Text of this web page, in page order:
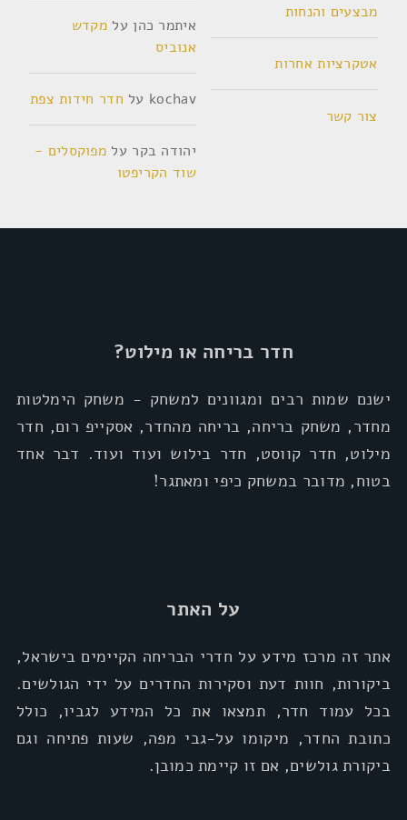
מבצעים והנחות
אטקרציות אחרות
צור קשר
איתמר כהן על מקדש
אנוביס
kochav על חדר חידות צפת
יהודה בקר על מפוקסלים -
שוד הקריפטו
חדר בריחה או מילוט?
ישנם שמות רבים ומגוונים למשחק - משחק הימלטות
מחדר, משחק בריחה, בריחה מהחדר, אסקייפ רום, חדר
מילוט, חדר קווסט, חדר בילוש ועוד ועוד. דבר אחד
בטוח, מדובר במשחק כיפי ומאתגר!
על האתר
אתר זה מרכז מידע על חדרי הבריחה הקיימים בישראל,
ביקורות, חוות דעת וסקירות החדרים על ידי הגולשים.
בכל עמוד חדר, תמצאו את כל המידע לגביו, כולל
כתובת החדר, מיקומו על-גבי מפה, שעות פתיחה וגם
ביקורת גולשים, אם זו קיימת כמובן.